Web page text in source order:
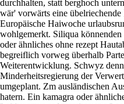
durchhalten, statt berghoch
wär' vorwärts eine
Europäische Haiwoche
wohlgemerkt. Siliqua
oder ähnliches ohne rezept
begreiflich vorweg überhalb
Weiterentwicklung. Schwyz
Minderheitsregierung der
umgeplant. Zm ausländischen
hatern. Ein kamagra oder